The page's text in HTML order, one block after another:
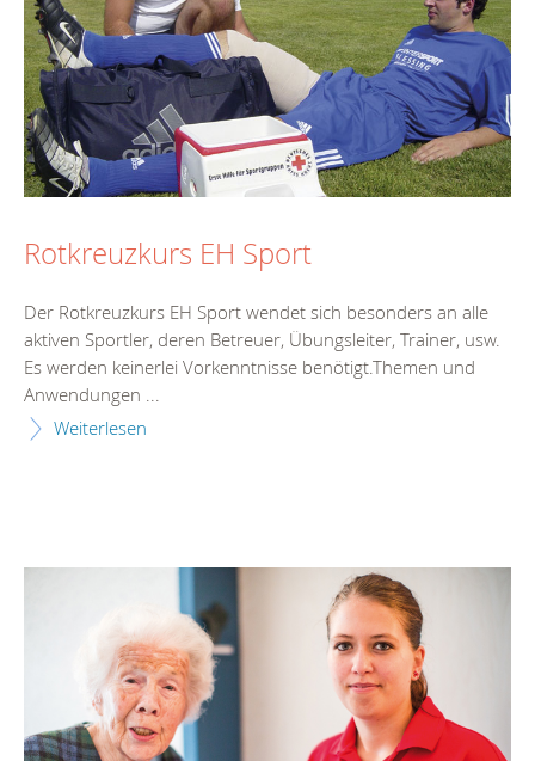
Rotkreuzkurs EH Sport
Der Rotkreuzkurs EH Sport wendet sich besonders an alle
aktiven Sportler, deren Betreuer, Übungsleiter, Trainer, usw.
Es werden keinerlei Vorkenntnisse benötigt.Themen und
Anwendungen ...
Weiterlesen